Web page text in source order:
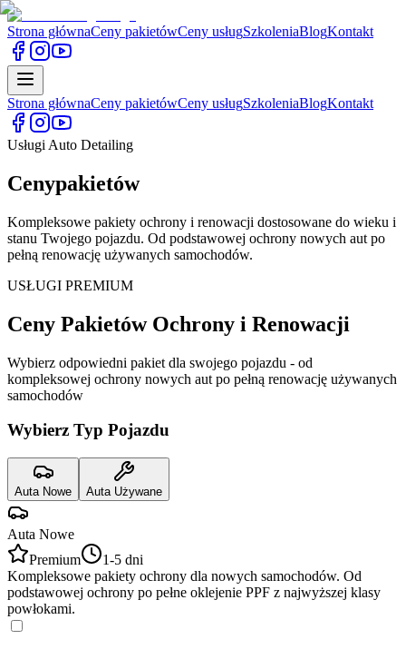
Strona głównaCeny pakietówCeny usługSzkoleniaBlogKontakt
Strona głównaCeny pakietówCeny usługSzkoleniaBlogKontakt
Usługi Auto Detailing
Cenypakietów
Kompleksowe pakiety ochrony i renowacji dostosowane do wieku i
stanu Twojego pojazdu. Od podstawowej ochrony nowych aut po
pełną renowację używanych samochodów.
USŁUGI PREMIUM
Ceny Pakietów Ochrony i Renowacji
Wybierz odpowiedni pakiet dla swojego pojazdu - od
kompleksowej ochrony nowych aut po pełną renowację używanych
samochodów
Wybierz Typ Pojazdu
Auta Nowe Auta Używane
Auta Nowe
Premium
1-5 dni
Kompleksowe pakiety ochrony dla nowych samochodów. Od
podstawowej ochrony po pełne oklejenie PPF z najwyższej klasy
powłokami.